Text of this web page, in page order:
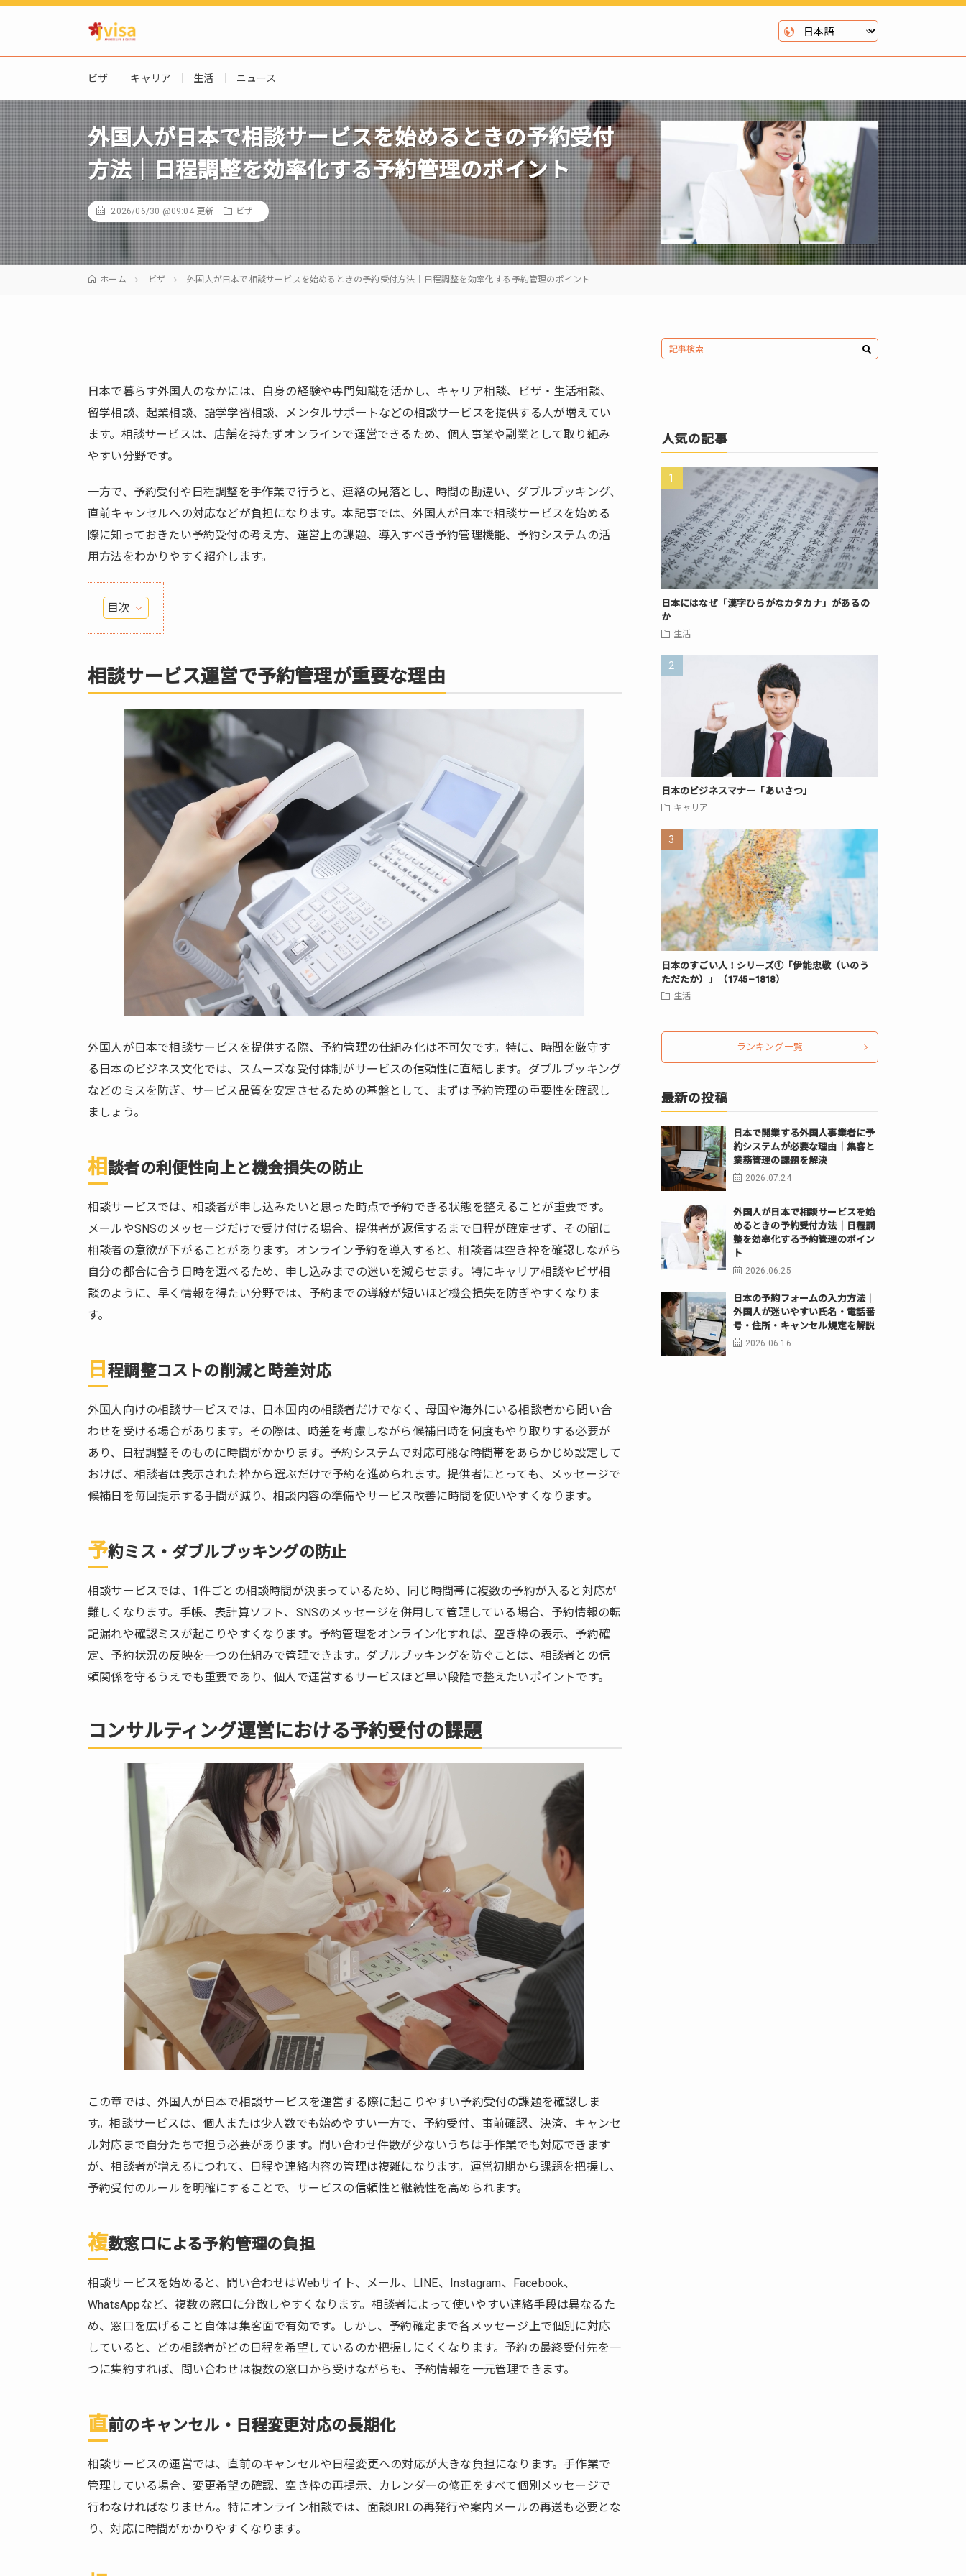
ビザ キャリア 生活 ニュース
外国人が日本で相談サービスを始めるときの予約受付
方法｜日程調整を効率化する予約管理のポイント
2026/06/30 @09:04更新 ビザ
ホーム ビザ 外国人が日本で相談サービスを始めるときの予約受付方法｜日程調整を効率化する予約管理のポイント
日本で暮らす外国人のなかには、自身の経験や専門知識を活かし、キャリア相談、ビザ・生活相談、
留学相談、起業相談、語学学習相談、メンタルサポートなどの相談サービスを提供する人が増えてい
ます。相談サービスは、店舗を持たずオンラインで運営できるため、個人事業や副業として取り組み
やすい分野です。
一方で、予約受付や日程調整を手作業で行うと、連絡の見落とし、時間の勘違い、ダブルブッキング、
直前キャンセルへの対応などが負担になります。本記事では、外国人が日本で相談サービスを始める
際に知っておきたい予約受付の考え方、運営上の課題、導入すべき予約管理機能、予約システムの活
用方法をわかりやすく紹介します。
目次
1.
談
サ
利便
上と
機会
損失
1.2.
調整
コス
トの
削減
と時
差対
ミ
ダブ
ルブ
ッキ
ング
の防
ン
サ
テ
ィ
ン
グ
営
お
け
複数
窓口
によ
約管
理の
負担
2.2.
ャン
セ
ル・
日程
変更
対応
2.3.
料の
収・
事前
決済
の煩
導
入
す
き
効
果
相談サービス運営で予約管理が重要な理由
外国人が日本で相談サービスを提供する際、予約管理の仕組み化は不可欠です。特に、時間を厳守す
る日本のビジネス文化では、スムーズな受付体制がサービスの信頼性に直結します。ダブルブッキング
などのミスを防ぎ、サービス品質を安定させるための基盤として、まずは予約管理の重要性を確認し
ましょう。
相談者の利便性向上と機会損失の防止
相談サービスでは、相談者が申し込みたいと思った時点で予約できる状態を整えることが重要です。
メールやSNSのメッセージだけで受け付ける場合、提供者が返信するまで日程が確定せず、その間に
相談者の意欲が下がることがあります。オンライン予約を導入すると、相談者は空き枠を確認しながら
自分の都合に合う日時を選べるため、申し込みまでの迷いを減らせます。特にキャリア相談やビザ相
談のように、早く情報を得たい分野では、予約までの導線が短いほど機会損失を防ぎやすくなりま
す。
日程調整コストの削減と時差対応
外国人向けの相談サービスでは、日本国内の相談者だけでなく、母国や海外にいる相談者から問い合
わせを受ける場合があります。その際は、時差を考慮しながら候補日時を何度もやり取りする必要が
あり、日程調整そのものに時間がかかります。予約システムで対応可能な時間帯をあらかじめ設定して
おけば、相談者は表示された枠から選ぶだけで予約を進められます。提供者にとっても、メッセージで
候補日を毎回提示する手間が減り、相談内容の準備やサービス改善に時間を使いやすくなります。
予約ミス・ダブルブッキングの防止
相談サービスでは、1件ごとの相談時間が決まっているため、同じ時間帯に複数の予約が入ると対応が
難しくなります。手帳、表計算ソフト、SNSのメッセージを併用して管理している場合、予約情報の転
記漏れや確認ミスが起こりやすくなります。予約管理をオンライン化すれば、空き枠の表示、予約確
定、予約状況の反映を一つの仕組みで管理できます。ダブルブッキングを防ぐことは、相談者との信
頼関係を守るうえでも重要であり、個人で運営するサービスほど早い段階で整えたいポイントです。
コンサルティング運営における予約受付の課題
この章では、外国人が日本で相談サービスを運営する際に起こりやすい予約受付の課題を確認しま
す。相談サービスは、個人または少人数でも始めやすい一方で、予約受付、事前確認、決済、キャンセ
ル対応まで自分たちで担う必要があります。問い合わせ件数が少ないうちは手作業でも対応できます
が、相談者が増えるにつれて、日程や連絡内容の管理は複雑になります。運営初期から課題を把握し、
予約受付のルールを明確にすることで、サービスの信頼性と継続性を高められます。
複数窓口による予約管理の負担
相談サービスを始めると、問い合わせはWebサイト、メール、LINE、Instagram、Facebook、
WhatsAppなど、複数の窓口に分散しやすくなります。相談者によって使いやすい連絡手段は異なるた
め、窓口を広げること自体は集客面で有効です。しかし、予約確定まで各メッセージ上で個別に対応
していると、どの相談者がどの日程を希望しているのか把握しにくくなります。予約の最終受付先を一
つに集約すれば、問い合わせは複数の窓口から受けながらも、予約情報を一元管理できます。
直前のキャンセル・日程変更対応の長期化
相談サービスの運営では、直前のキャンセルや日程変更への対応が大きな負担になります。手作業で
管理している場合、変更希望の確認、空き枠の再提示、カレンダーの修正をすべて個別メッセージで
行わなければなりません。特にオンライン相談では、面談URLの再発行や案内メールの再送も必要とな
り、対応に時間がかかりやすくなります。
人気の記事
日本にはなぜ「漢字ひらがなカタカナ」があるの
か
生活
日本のビジネスマナー「あいさつ」
キャリア
日本のすごい人！シリーズ①「伊能忠敬（いのう
ただたか）」（1745–1818）
生活
ランキング一覧
最新の投稿
日本で開業する外国人事業者に予
約システムが必要な理由｜集客と
業務管理の課題を解決
2026.07.24
外国人が日本で相談サービスを始
めるときの予約受付方法｜日程調
整を効率化する予約管理のポイン
ト
2026.06.25
日本の予約フォームの入力方法｜
外国人が迷いやすい氏名・電話番
号・住所・キャンセル規定を解説
2026.06.16